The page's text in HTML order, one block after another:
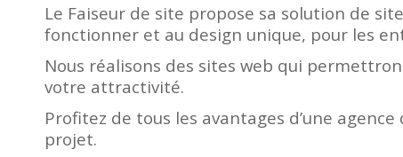
Le Faiseur de site propose sa solution de
fonctionner et au design unique, pour les
Nous réalisons des sites web qui
votre attractivité.
Profitez de tous les avantages d’une
projet.